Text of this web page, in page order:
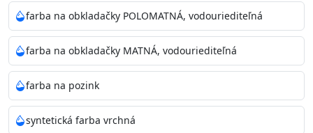
farba na obkladačky POLOMATNÁ, vodouriediteľná
farba na obkladačky MATNÁ, vodouriediteľná
farba na pozink
syntetická farba vrchná